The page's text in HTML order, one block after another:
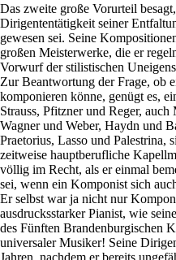
Das zweite große Vorurteil
Dirigententätigkeit seiner
gewesen sei. Seine
großen Meisterwerke, die er
Vorwurf der stilistischen
Zur Beantwortung der Frage, ob
komponieren könne, genügt es,
Strauss, Pfitzner und Reger,
Wagner und Weber, Haydn und
Praetorius, Lasso und Palestrina,
zeitweise hauptberufliche
völlig im Recht, als er einmal
sei, wenn ein Komponist sich
Er selbst war ja nicht nur
ausdrucksstarker Pianist, wie
des Fünften Brandenburgischen
universaler Musiker! Seine
Jahren, nachdem er bereits